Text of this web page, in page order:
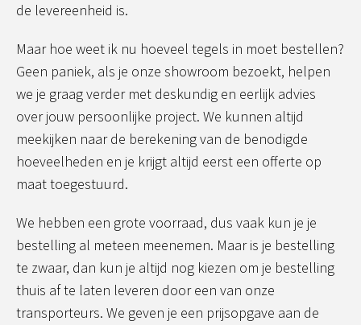
de levereenheid is.
Maar hoe weet ik nu hoeveel tegels in moet bestellen?
Geen paniek, als je onze showroom bezoekt, helpen
we je graag verder met deskundig en eerlijk advies
over jouw persoonlijke project. We kunnen altijd
meekijken naar de berekening van de benodigde
hoeveelheden en je krijgt altijd eerst een offerte op
maat toegestuurd.
We hebben een grote voorraad, dus vaak kun je je
bestelling al meteen meenemen. Maar is je bestelling
te zwaar, dan kun je altijd nog kiezen om je bestelling
thuis af te laten leveren door een van onze
transporteurs. We geven je een prijsopgave aan de